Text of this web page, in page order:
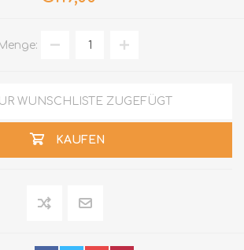
Menge:
WUNSCHLISTE ZUGEFÜGT
KAUFEN